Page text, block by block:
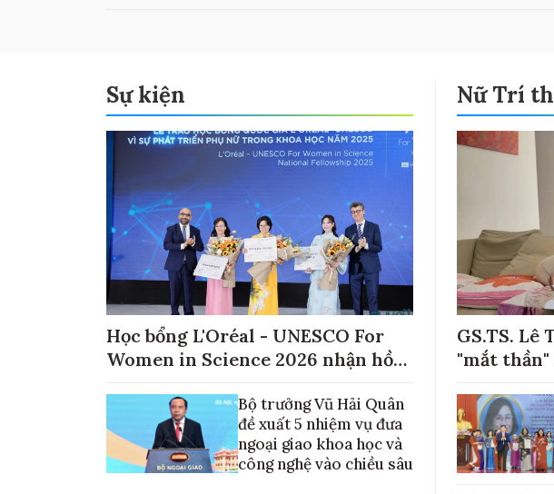
Sự kiện
Học bổng L'Oréal - UNESCO For
Women in Science 2026 nhận hồ
Bộ trưởng Vũ Hải Quân
đề xuất 5 nhiệm vụ đưa
ngoại giao khoa học và
công nghệ vào chiều sâu
Nữ Trí
GS.TS. Lê
"mắt